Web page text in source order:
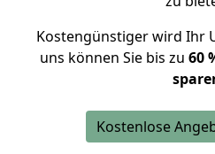
Kostengünstiger wird Ihr
uns können Sie bis zu 60
Kostenlose